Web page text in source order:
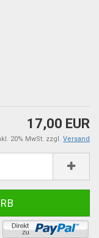
17,00 EUR
20% MwSt. zzgl. Versand